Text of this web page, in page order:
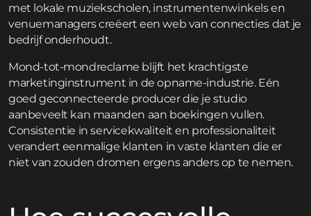
met lokale muziekscholen, instrumentenwinkels en
venuemanagers creëert een web van connecties dat je
bedrijf onderhoudt.
Mond-tot-mondreclame blijft het krachtigste
marketinginstrument in de opname-industrie. Eén
goed geconnecteerde producer die je studio
aanbeveelt kan maanden aan boekingen vullen.
Consistentie in servicekwaliteit en professionaliteit
verandert eenmalige klanten in vaste klanten die er
niet van zouden dromen ergens anders op te nemen.